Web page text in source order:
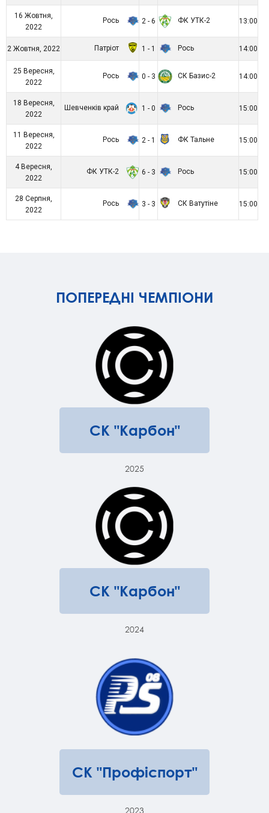
16 Жовтня,
2022
Рось 2 - 6 ФК УТК-2 13:00
2 Жовтня, 2022 Патріот 1 - 1 Рось 14:00
25 Вересня,
2022
Рось 0 - 3 СК Базис-2 14:00
18 Вересня,
2022
Шевченків край 1 - 0 Рось 15:00
11 Вересня,
2022
Рось 2 - 1 ФК Тальне 15:00
4 Вересня,
2022
ФК УТК-2 6 - 3 Рось 15:00
28 Серпня,
2022
Рось 3 - 3 СК Ватутіне 15:00
ПОПЕРЕДНІ ЧЕМПІОНИ
СК "Карбон"
2025
СК "Карбон"
2024
СК "Профіспорт"
2023